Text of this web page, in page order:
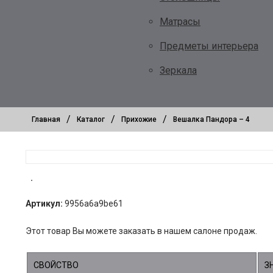
Матрасы
Предметы интерьера
Зеркала
Главная / Каталог / Прихожие / Вешалка Пандора – 4
Артикул: 9956a6a9be61
Этот товар Вы можете заказать в нашем салоне продаж.
СВОЙСТВО